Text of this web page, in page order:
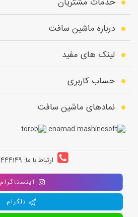
درباره ماشین سافت
لینک های مفید
حساب کاربری
نمادهای ماشین سافت
ارتباط با ما: 34444149 - 041
اینستاگرام
تلگرام